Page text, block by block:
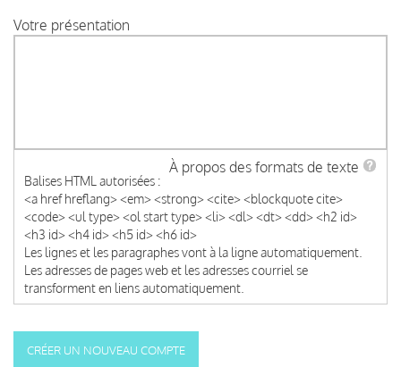
Votre présentation
À propos des formats de texte
Balises HTML autorisées :
<a href hreflang> <em> <strong> <cite> <blockquote cite>
<code> <ul type> <ol start type> <li> <dl> <dt> <dd> <h2 id>
<h3 id> <h4 id> <h5 id> <h6 id>
Les lignes et les paragraphes vont à la ligne automatiquement.
Les adresses de pages web et les adresses courriel se
transforment en liens automatiquement.